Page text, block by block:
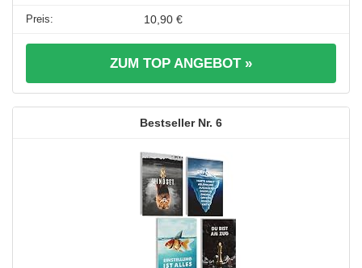
10,90 €
ZUM TOP ANGEBOT »
6